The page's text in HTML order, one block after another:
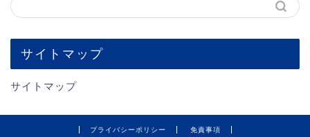
サイトマップ
サイトマップ
プライバシーポリシー 免責事項